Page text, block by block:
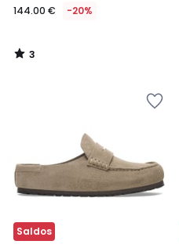
144.00 € -20%
3
/
Saldos